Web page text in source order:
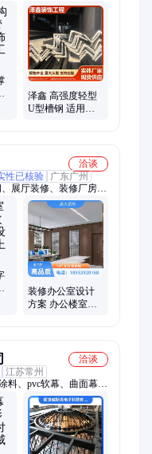
道配件、精密钢管、抗
、金属管材、方形钢
、耐腐蚀檩条、泡沫夹
格模具
泽鑫 高强度轻型
U型槽钢 适用于
洽谈
性已核验
广东广州
展厅装修、装修厂房、
室装修、个性化装饰、
、商业空间装修、办公
、装饰公司、医院装修
实验室装修、门诊诊所
装修办公室设计
方案 办公楼室内
洽谈
江苏常州
料、pvc软幕、曲面幕、
投影、投影漆、cave喷
色高清、环幕影院、折
幕、高清背投、接痕规